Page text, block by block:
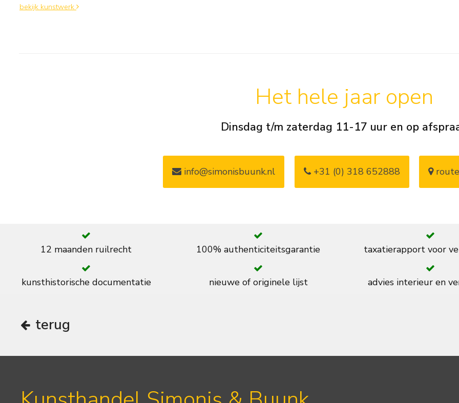
bekijk kunstwerk
Het hele jaar open
Dinsdag t/m zaterdag 11-17 uur en op
info@simonisbuunk.nl +31 (0) 318 652888
12 maanden ruilrecht 100% authenticiteitsgarantie taxatierapport voor
kunsthistorische documentatie nieuwe of originele lijst advies interieur en
terug